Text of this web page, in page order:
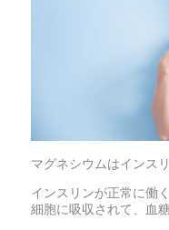
マグネシウムはインス
インスリンが正常に働
細胞に吸収されて、血